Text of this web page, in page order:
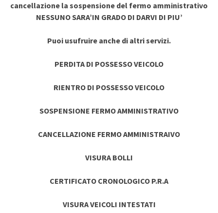
cancellazione la sospensione del fermo amministrativo
NESSUNO SARA’IN GRADO DI DARVI DI PIU’
Puoi usufruire anche di altri servizi.
PERDITA DI POSSESSO VEICOLO
RIENTRO DI POSSESSO VEICOLO
SOSPENSIONE FERMO AMMINISTRATIVO
CANCELLAZIONE FERMO AMMINISTRAIVO
VISURA BOLLI
CERTIFICATO CRONOLOGICO P.R.A
VISURA VEICOLI INTESTATI